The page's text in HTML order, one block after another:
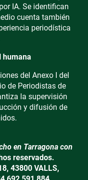
IA. Se identifican
cuenta también
periodística
humana
del Anexo I del
de Periodistas de
la supervisión
y difusión de
en Tarragona con
reservados.
43800 VALLS,